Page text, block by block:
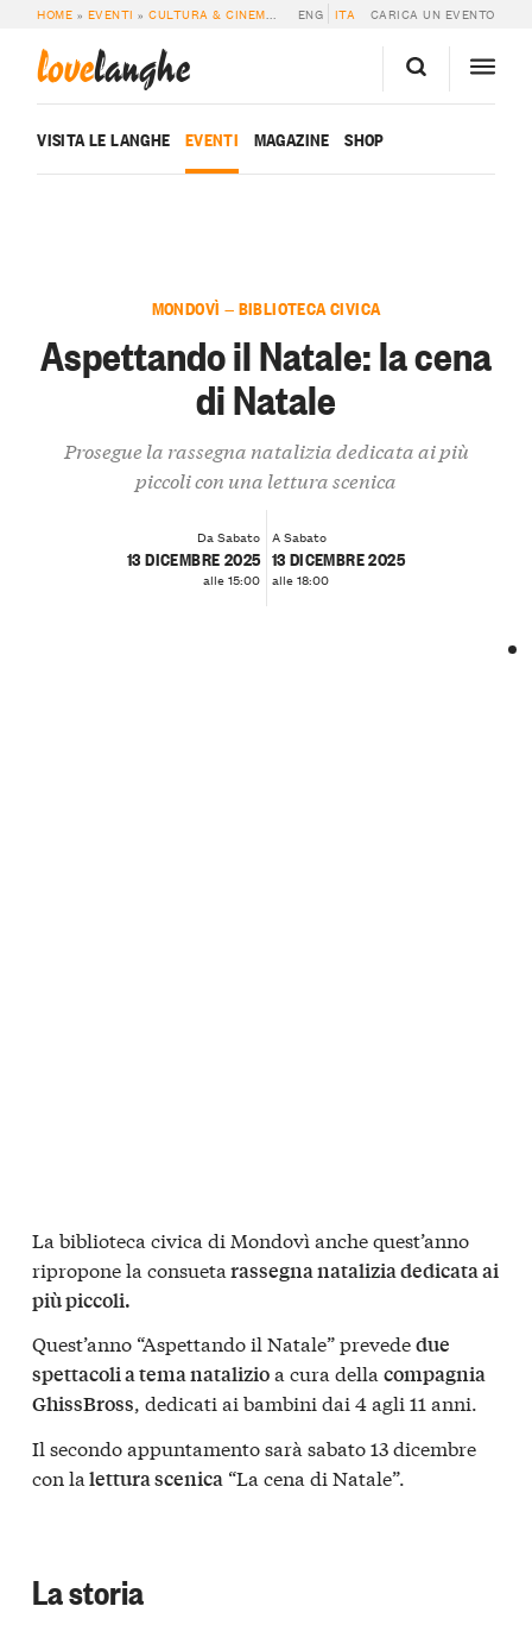
HOME » EVENTI »CULTURA & CINEMA » ASPETTANDO IL NATALE: LA CENA DI
ENG ITA CARICA UN EVENTO
lovelanghe
VISITA LE LANGHE EVENTI MAGAZINE SHOP
MONDOVÌ — BIBLIOTECA CIVICA
Aspettando il Natale: la cena
di Natale
Prosegue la rassegna natalizia dedicata ai più
piccoli con una lettura scenica
Da Sabato
13 DICEMBRE 2025
alle 15:00
A Sabato
13 DICEMBRE 2025
alle 18:00
La biblioteca civica di Mondovì anche quest’anno
ripropone la consueta rassegna natalizia dedicata ai
più piccoli.
Quest’anno “Aspettando il Natale” prevededue
spettacoli a tema natalizioa cura della compagnia
GhissBross, dedicati ai bambini dai 4 agli 11 anni.
Il secondo appuntamento sarà sabato 13 dicembre
con la lettura scenica “La cena di Natale”.
La storia